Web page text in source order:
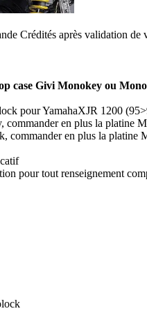
Crédités après validation de
case Givi Monokey ou
pour YamahaXJR 1200
commander en plus la platine
commander en plus la platine
pour tout renseignement